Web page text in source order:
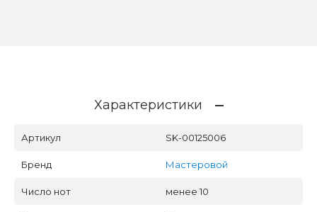
Характеристики
Артикул SK-00125006
Бренд Мастеровой
Число нот менее 10